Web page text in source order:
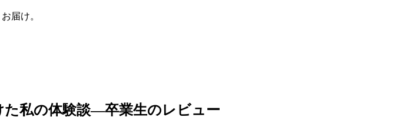
届け。
私の体験談―卒業生のレビュー